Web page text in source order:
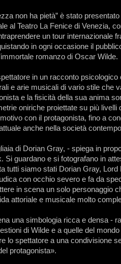
non ha pietà” è stato
al Teatro La Fenice di Venezia,
un tour internazionale
in ogni occasione il
romanzo di Oscar Wilde.
in un racconto
e arie musicali di vario stile che
e la fisicità della sua anima
oniriche proiettate su più livelli
con il protagonista, fino a
anche nella società
di Dorian Gray, - spiega in
Si guardano e si fotografano in
tutti siamo stati Dorian Gray,
con occhio severo e fa da
in scena un solo personaggio
attoriale e musicale molto
una simbologia ricca e densa -
di Wilde e a quelle del
lo spettatore a una condivisione
protagonista».